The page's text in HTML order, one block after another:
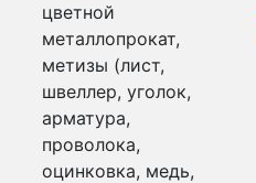
цветной
металлопрокат,
метизы (лист,
швеллер, уголок,
арматура,
проволока,
оцинковка, медь,